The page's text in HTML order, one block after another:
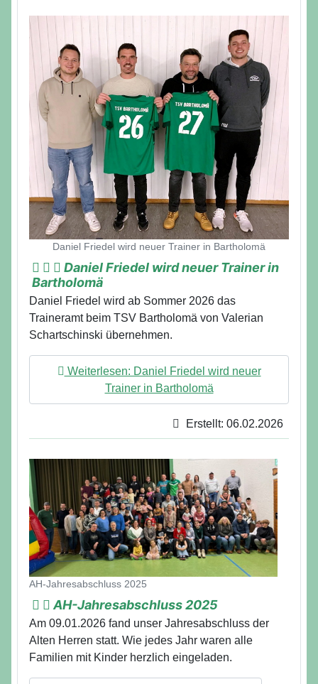
Details
Daniel Friedel wird neuer Trainer in Bartholomä
Daniel Friedel wird neuer Trainer in
Bartholomä
Daniel Friedel wird ab Sommer 2026 das
Traineramt beim TSV Bartholomä von Valerian
Schartschinski übernehmen.
Weiterlesen: Daniel Friedel wird neuer
Trainer in Bartholomä
Erstellt: 06.02.2026
Details
AH-Jahresabschluss 2025
AH-Jahresabschluss 2025
Am 09.01.2026 fand unser Jahresabschluss der
Alten Herren statt. Wie jedes Jahr waren alle
Familien mit Kinder herzlich eingeladen.